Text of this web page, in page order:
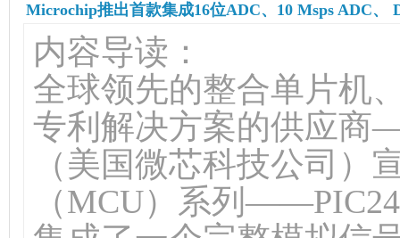
Microchip推出首款集成16位ADC、10 Msps ADC、
内容导读：
全球领先的整合单片机
专利解决方案的供应商
（美国微芯科技公司）
（MCU）系列